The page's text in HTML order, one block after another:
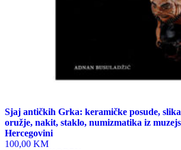
Sjaj antičkih Grka: keramičke posude,
oružje, nakit, staklo, numizmatika iz
Hercegovini
100,00 KM